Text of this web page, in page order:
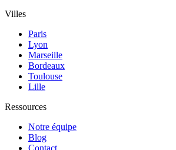
Villes
Paris
Lyon
Marseille
Bordeaux
Toulouse
Lille
Ressources
Notre équipe
Blog